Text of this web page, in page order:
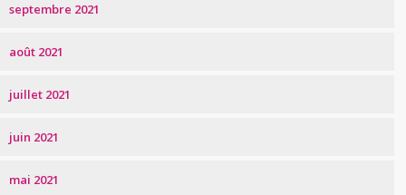
septembre 2021
août 2021
juillet 2021
juin 2021
mai 2021